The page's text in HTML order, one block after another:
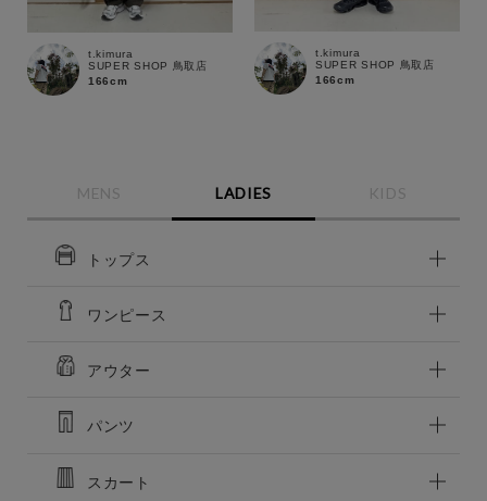
この条件で絞り込む
t.kimura
SUPER SHOP 鳥取店
166cm
t.kimura
SUPER SHOP 鳥取店
166cm
MENS LADIES KIDS
トップス
ワンピース
アウター
パンツ
スカート